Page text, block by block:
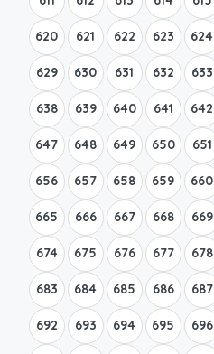
620 621 622 623 624
629 630 631 632 633
638 639 640 641 642
647 648 649 650 651
656 657 658 659 660
665 666 667 668 669
674 675 676 677 678
683 684 685 686 687
692 693 694 695 696